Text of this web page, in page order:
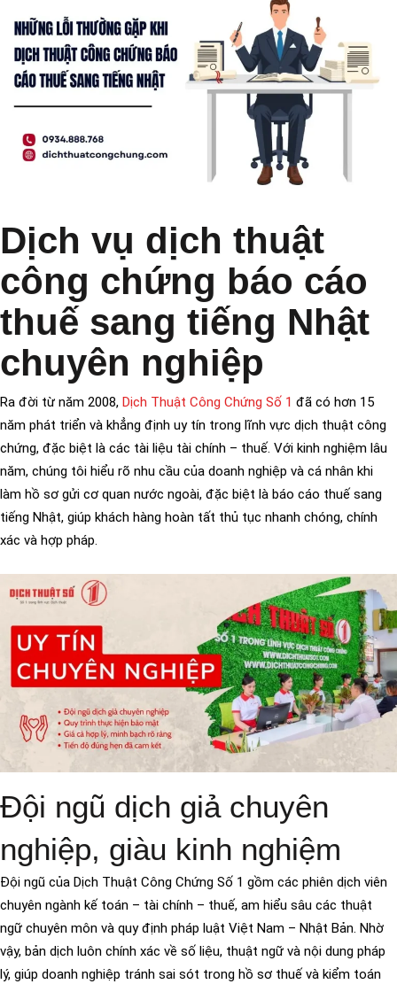
Dịch vụ dịch thuật
công chứng báo cáo
thuế sang tiếng Nhật
chuyên nghiệp
Ra đời từ năm 2008, Dịch Thuật Công Chứng Số 1 đã có hơn 15
năm phát triển và khẳng định uy tín trong lĩnh vực dịch thuật công
chứng, đặc biệt là các tài liệu tài chính – thuế. Với kinh nghiệm lâu
năm, chúng tôi hiểu rõ nhu cầu của doanh nghiệp và cá nhân khi
làm hồ sơ gửi cơ quan nước ngoài, đặc biệt là báo cáo thuế sang
tiếng Nhật, giúp khách hàng hoàn tất thủ tục nhanh chóng, chính
xác và hợp pháp.
Đội ngũ dịch giả chuyên
nghiệp, giàu kinh nghiệm
Đội ngũ của Dịch Thuật Công Chứng Số 1 gồm các phiên dịch viên
chuyên ngành kế toán – tài chính – thuế, am hiểu sâu các thuật
ngữ chuyên môn và quy định pháp luật Việt Nam – Nhật Bản. Nhờ
vậy, bản dịch luôn chính xác về số liệu, thuật ngữ và nội dung pháp
lý, giúp doanh nghiệp tránh sai sót trong hồ sơ thuế và kiểm toán